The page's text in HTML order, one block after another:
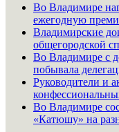
Во Владимире
ежегодную
Владимирские
общегородской
Во Владимире с
побывала
Руководители и
Во Владимире
«Катюшу» на